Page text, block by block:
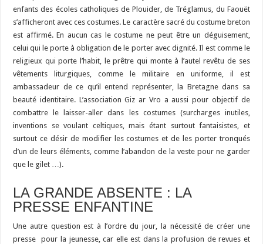
enfants des écoles catholiques de Plouider, de Tréglamus, du Faouët
s’afficheront avec ces costumes. Le caractère sacré du costume breton
est affirmé. En aucun cas le costume ne peut être un déguisement,
celui qui le porte à obligation de le porter avec dignité. Il est comme le
religieux qui porte l’habit, le prêtre qui monte à l’autel revêtu de ses
vêtements liturgiques, comme le militaire en uniforme, il est
ambassadeur de ce qu’il entend représenter, la Bretagne dans sa
beauté identitaire. L’association Giz ar Vro a aussi pour objectif de
combattre le laisser-aller dans les costumes (surcharges inutiles,
inventions se voulant celtiques, mais étant surtout fantaisistes, et
surtout ce désir de modifier les costumes et de les porter tronqués
d’un de leurs éléments, comme l’abandon de la veste pour ne garder
que le gilet …).
LA GRANDE ABSENTE : LA
PRESSE ENFANTINE
Une autre question est à l’ordre du jour, la nécessité de créer une
presse pour la jeunesse, car elle est dans la profusion de revues et